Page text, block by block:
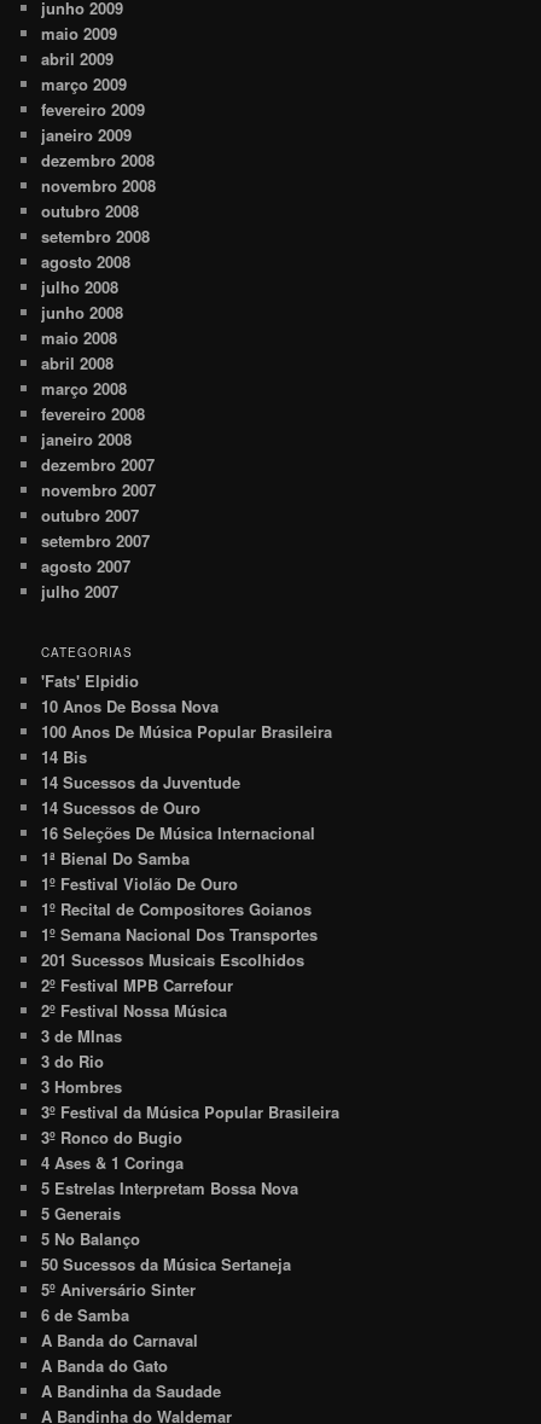
junho 2009
maio 2009
abril 2009
março 2009
fevereiro 2009
janeiro 2009
dezembro 2008
novembro 2008
outubro 2008
setembro 2008
agosto 2008
julho 2008
junho 2008
maio 2008
abril 2008
março 2008
fevereiro 2008
janeiro 2008
dezembro 2007
novembro 2007
outubro 2007
setembro 2007
agosto 2007
julho 2007
CATEGORIAS
'Fats' Elpidio
10 Anos De Bossa Nova
100 Anos De Música Popular Brasileira
14 Bis
14 Sucessos da Juventude
14 Sucessos de Ouro
16 Seleções De Música Internacional
1ª Bienal Do Samba
1º Festival Violão De Ouro
1º Recital de Compositores Goianos
1º Semana Nacional Dos Transportes
201 Sucessos Musicais Escolhidos
2º Festival MPB Carrefour
2º Festival Nossa Música
3 de MInas
3 do Rio
3 Hombres
3º Festival da Música Popular Brasileira
3º Ronco do Bugio
4 Ases & 1 Coringa
5 Estrelas Interpretam Bossa Nova
5 Generais
5 No Balanço
50 Sucessos da Música Sertaneja
5º Aniversário Sinter
6 de Samba
A Banda do Carnaval
A Banda do Gato
A Bandinha da Saudade
A Bandinha do Waldemar